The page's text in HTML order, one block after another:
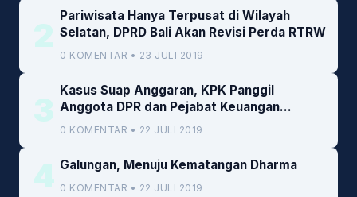
2
Pariwisata Hanya Terpusat di Wilayah
Selatan, DPRD Bali Akan Revisi Perda RTRW
0 KOMENTAR • 23 JULI 2019
3
Kasus Suap Anggaran, KPK Panggil
Anggota DPR dan Pejabat Keuangan
Kemenkeu
0 KOMENTAR • 22 JULI 2019
4 Galungan, Menuju Kematangan Dharma
0 KOMENTAR • 22 JULI 2019